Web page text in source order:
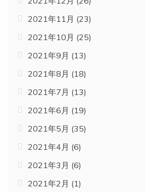
2021年11月 (23)
2021年10月 (25)
2021年9月 (13)
2021年8月 (18)
2021年7月 (13)
2021年6月 (19)
2021年5月 (35)
2021年4月 (6)
2021年3月 (6)
2021年2月 (1)